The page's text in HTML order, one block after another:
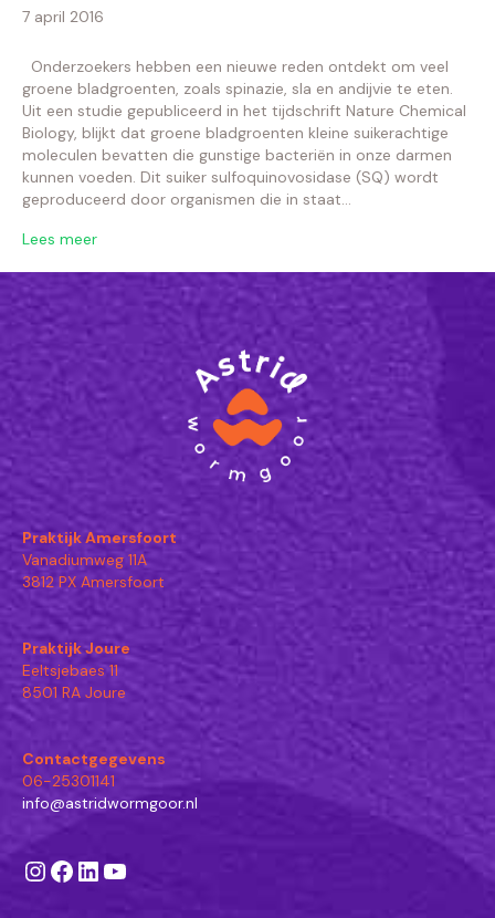
7 april 2016
Onderzoekers hebben een nieuwe reden ontdekt om veel
groene bladgroenten, zoals spinazie, sla en andijvie te eten.
Uit een studie gepubliceerd in het tijdschrift Nature Chemical
Biology, blijkt dat groene bladgroenten kleine suikerachtige
moleculen bevatten die gunstige bacteriën in onze darmen
kunnen voeden. Dit suiker sulfoquinovosidase (SQ) wordt
geproduceerd door organismen die in staat…
Lees meer
Praktijk Amersfoort
Vanadiumweg 11A
3812 PX Amersfoort
Praktijk Joure
Eeltsjebaes 11
8501 RA Joure
Contactgegevens
06-25301141
info@astridwormgoor.nl
Instagram
Facebook
LinkedIn
YouTube